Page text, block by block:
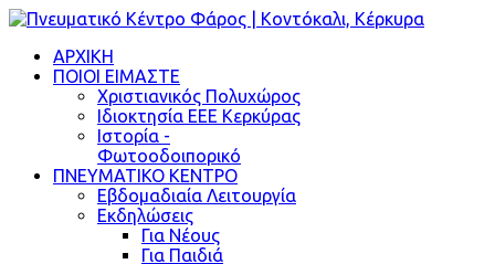
ΑΡΧΙΚΗ
ΠΟΙΟΙ ΕΙΜΑΣΤΕ
Χριστιανικός Πολυχώρος
Ιδιοκτησία ΕΕΕ Κερκύρας
Ιστορία -
Φωτοοδοιπορικό
ΠΝΕΥΜΑΤΙΚΟ ΚΕΝΤΡΟ
Εβδομαδιαία Λειτουργία
Εκδηλώσεις
Για Νέους
Για Παιδιά